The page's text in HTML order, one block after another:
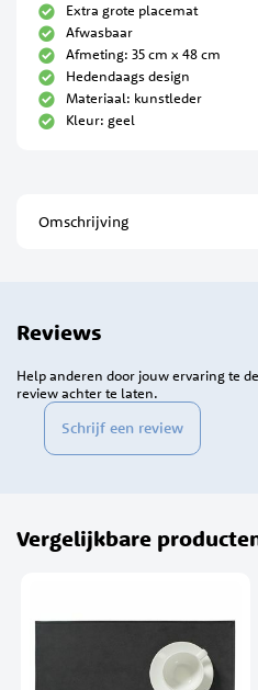
Extra grote placemat
Afwasbaar
Afmeting: 35 cm x 48 cm
Hedendaags design
Materiaal: kunstleder
Kleur: geel
Omschrijving
Reviews
Schrijf een review
Help anderen door jouw ervaring te
review achter te laten.
Vergelijkbare